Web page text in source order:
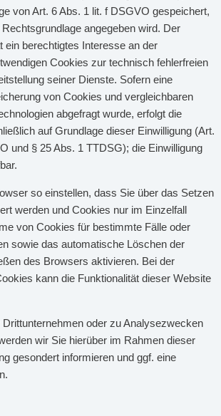
von Art. 6 Abs. 1 lit. f DSGVO gespeichert,
angegeben wird. Der
ein berechtigtes Interesse an der
Cookies zur technisch fehlerfreien
seiner Dienste. Sofern eine
von Cookies und vergleichbaren
abgefragt wurde, erfolgt die
auf Grundlage dieser Einwilligung (Art.
und § 25 Abs. 1 TTDSG); die Einwilligung
so einstellen, dass Sie über das Setzen
werden und Cookies nur im Einzelfall
von Cookies für bestimmte Fälle oder
sowie das automatische Löschen der
des Browsers aktivieren. Bei der
kann die Funktionalität dieser Website
oder zu Analysezwecken
wir Sie hierüber im Rahmen dieser
gesondert informieren und ggf. eine